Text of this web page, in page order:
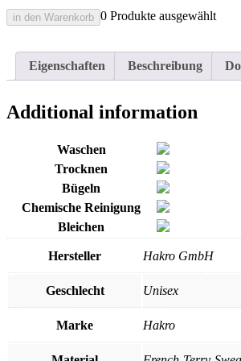
0 Produkte ausgewählt
in den Warenkorb
Eigenschaften Beschreibung
Additional information
Waschen
Trocknen
Bügeln
Chemische Reinigung
Bleichen
Hersteller Hakro GmbH
Geschlecht Unisex
Marke Hakro